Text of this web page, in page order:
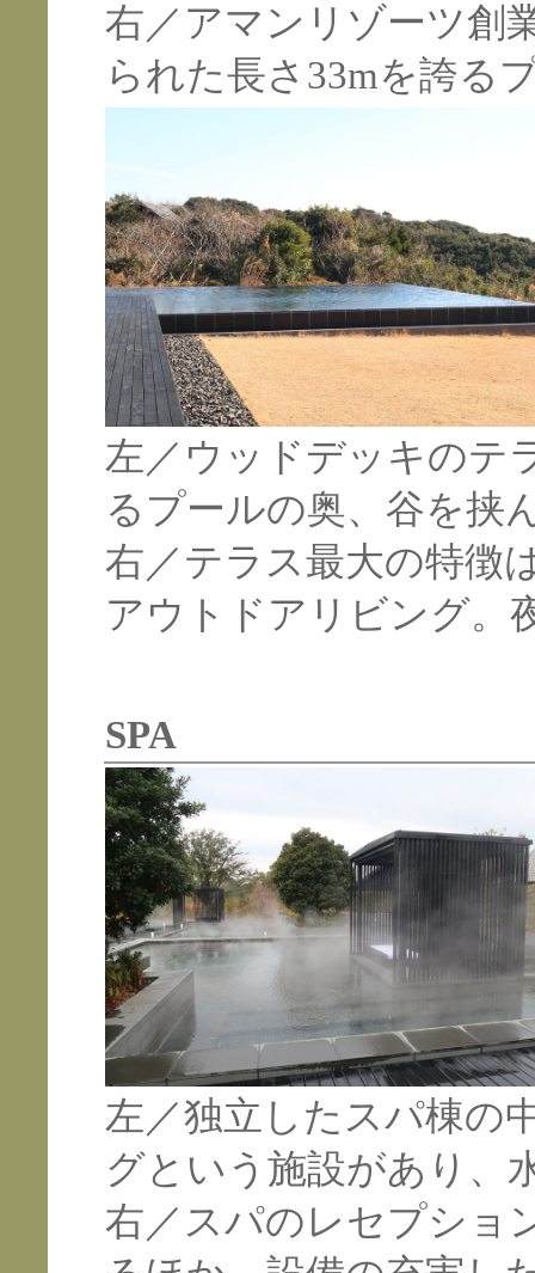
右／アマンリゾーツ創
られた長さ33mを誇る
左／ウッドデッキのテ
るプールの奥、谷を挟
右／テラス最大の特徴
アウトドアリビング。
SPA
左／独立したスパ棟の
グという施設があり、
右／スパのレセプショ